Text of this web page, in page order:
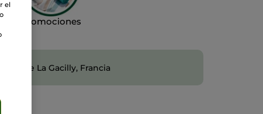
Promociones
desde La Gacilly, Francia
el